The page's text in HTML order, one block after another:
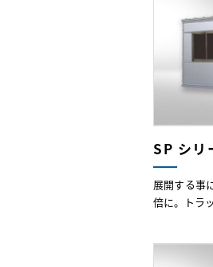
SP シリ
展開する事
倍に。トラ